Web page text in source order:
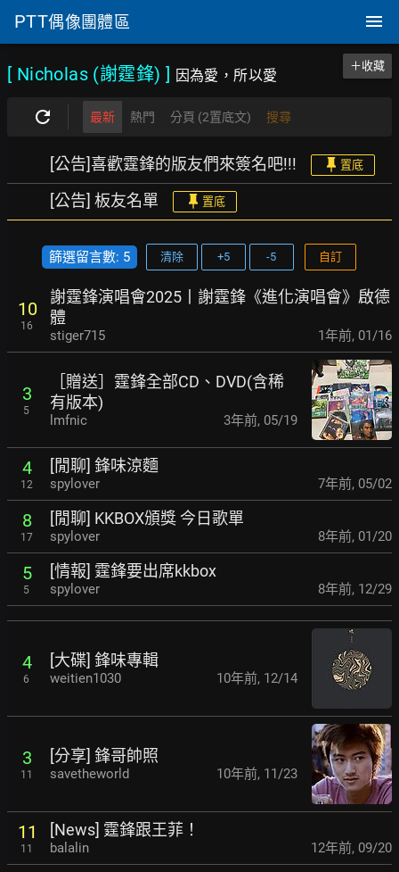
PTT偶像團體區
[ Nicholas (謝霆鋒) ] 因為愛，所以愛
＋收藏
最新 熱門 分頁 (2置底文) 搜尋
[公告]喜歡霆鋒的版友們來簽名吧!!! 置底
[公告] 板友名單 置底
篩選留言數: 5 清除 +5 -5 自訂
10
16
謝霆鋒演唱會2025丨謝霆鋒《進化演唱會》啟德
體
stiger715 1年前, 01/16
3
5
［贈送］霆鋒全部CD、DVD(含稀
有版本)
lmfnic 3年前, 05/19
4
12
[閒聊] 鋒味涼麵
spylover 7年前, 05/02
8
17
[閒聊] KKBOX頒獎 今日歌單
spylover 8年前, 01/20
5
5
[情報] 霆鋒要出席kkbox
spylover 8年前, 12/29
4
6
[大碟] 鋒味專輯
weitien1030 10年前, 12/14
3
11
[分享] 鋒哥帥照
savetheworld 10年前, 11/23
11
11
[News] 霆鋒跟王菲！
balalin 12年前, 09/20